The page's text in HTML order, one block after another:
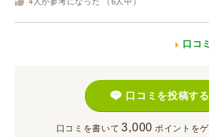
口コ
口コミを投稿する
口コミを書いて 3,000 ポイント を